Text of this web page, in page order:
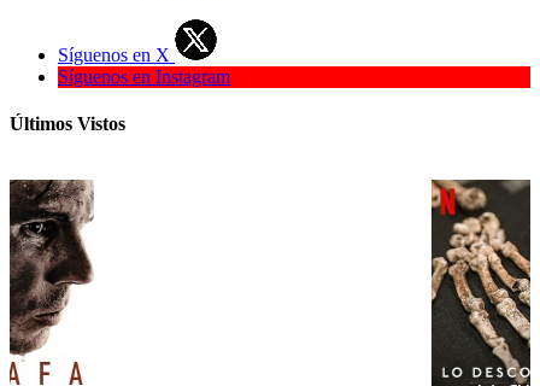
Síguenos en X
Síguenos en Instagram
Últimos Vistos